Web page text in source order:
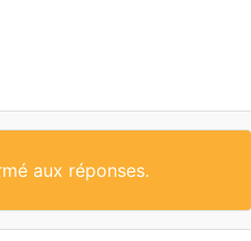
aux réponses.